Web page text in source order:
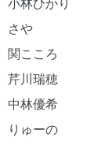
さや
関こころ
芹川瑞穂
中林優希
りゅーの